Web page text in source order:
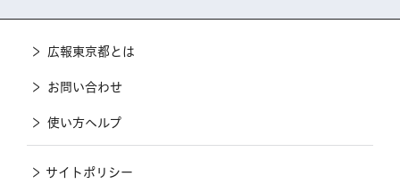
広報東京都とは
お問い合わせ
使い方ヘルプ
サイトポリシー